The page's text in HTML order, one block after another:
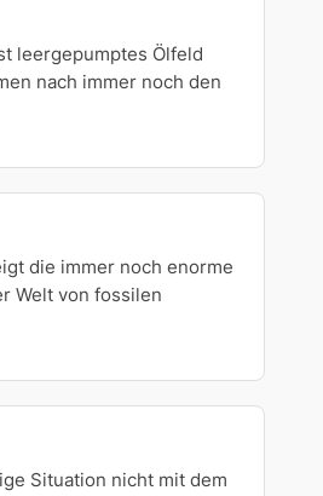
leergepumptes Ölfeld
nach immer noch den
die immer noch enorme
Welt von fossilen
Situation nicht mit dem